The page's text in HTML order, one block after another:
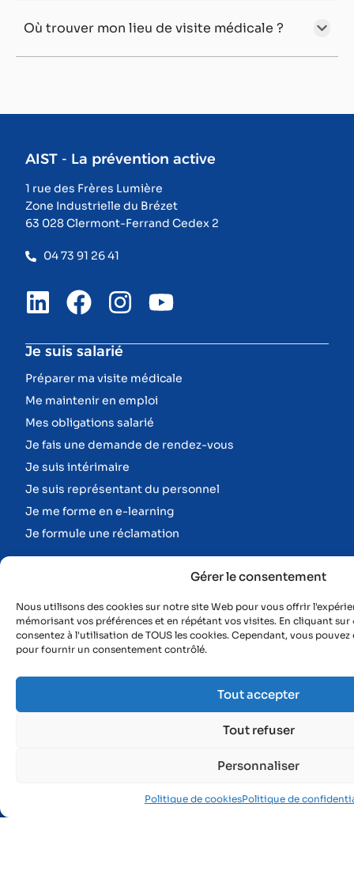
Gérer le consentement
Nous utilisons des cookies sur notre site Web pour vous offrir
mémorisant vos préférences et en répétant vos visites. En cliquant sur
consentez à l'utilisation de TOUS les cookies. Cependant, vous
pour fournir un consentement contrôlé.
Tout accepter
Tout refuser
Personnaliser
Politique de cookiesPolitique de
Où trouver mon lieu de visite médicale ?
AIST - La prévention active
1 rue des Frères Lumière
Zone Industrielle du Brézet
63 028 Clermont-Ferrand Cedex 2
04 73 91 26 41
Je suis salarié
Préparer ma visite médicale
Me maintenir en emploi
Mes obligations salarié
Je fais une demande de rendez-vous
Je suis intérimaire
Je suis représentant du personnel
Je me forme en e-learning
Je formule une réclamation
Je souhaite adhérer
Suivi médical de mes salariés
Le maintien en emploi
Je me forme en e-learning